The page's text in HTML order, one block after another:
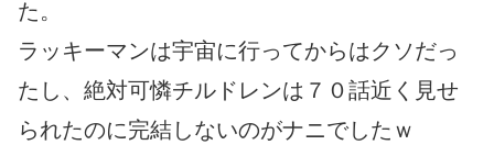
た。
ラッキーマンは宇宙に行ってからはクソだっ
たし、絶対可憐チルドレンは７０話近く見せ
られたのに完結しないのがナニでしたｗ